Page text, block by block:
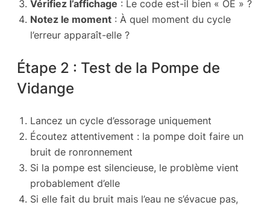
Vérifiez l’affichage : Le code est-il bien « OE » ?
Notez le moment : À quel moment du cycle
l’erreur apparaît-elle ?
Étape 2 : Test de la Pompe de
Vidange
Lancez un cycle d’essorage uniquement
Écoutez attentivement : la pompe doit faire un
bruit de ronronnement
Si la pompe est silencieuse, le problème vient
probablement d’elle
Si elle fait du bruit mais l’eau ne s’évacue pas,